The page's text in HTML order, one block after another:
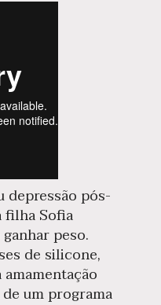
pós-
filha Sofia
peso.
de silicone,
um programa